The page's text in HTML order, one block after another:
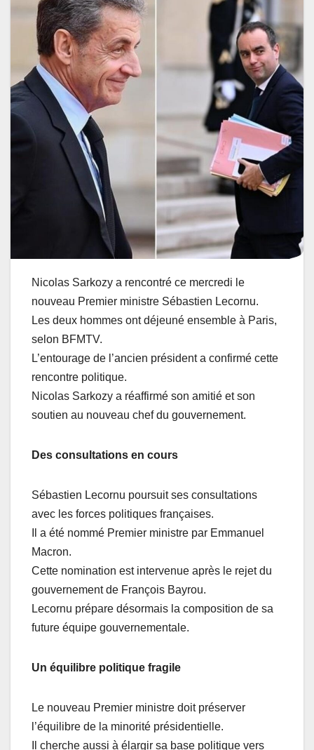
Nicolas Sarkozy a rencontré ce mercredi le
nouveau Premier ministre Sébastien Lecornu.
Les deux hommes ont déjeuné ensemble à Paris,
selon BFMTV.
L’entourage de l’ancien président a confirmé cette
rencontre politique.
Nicolas Sarkozy a réaffirmé son amitié et son
soutien au nouveau chef du gouvernement.
Des consultations en cours
Sébastien Lecornu poursuit ses consultations
avec les forces politiques françaises.
Il a été nommé Premier ministre par Emmanuel
Macron.
Cette nomination est intervenue après le rejet du
gouvernement de François Bayrou.
Lecornu prépare désormais la composition de sa
future équipe gouvernementale.
Un équilibre politique fragile
Le nouveau Premier ministre doit préserver
l’équilibre de la minorité présidentielle.
Il cherche aussi à élargir sa base politique vers